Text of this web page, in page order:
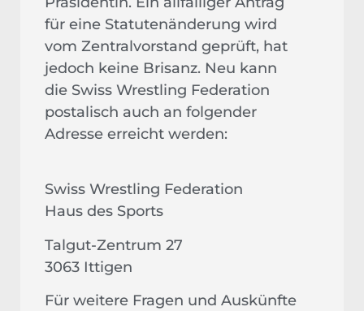
für eine Statutenänderung wird
vom Zentralvorstand geprüft, hat
jedoch keine Brisanz. Neu kann
die Swiss Wrestling Federation
postalisch auch an folgender
Adresse erreicht werden:
Swiss Wrestling Federation
Haus des Sports
Talgut-Zentrum 27
3063 Ittigen
Für weitere Fragen und Auskünfte